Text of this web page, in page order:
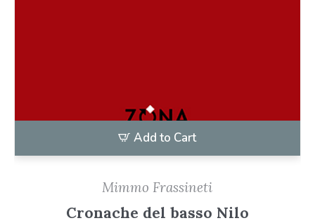
Add to Cart
Mimmo Frassineti
Cronache del basso Nilo